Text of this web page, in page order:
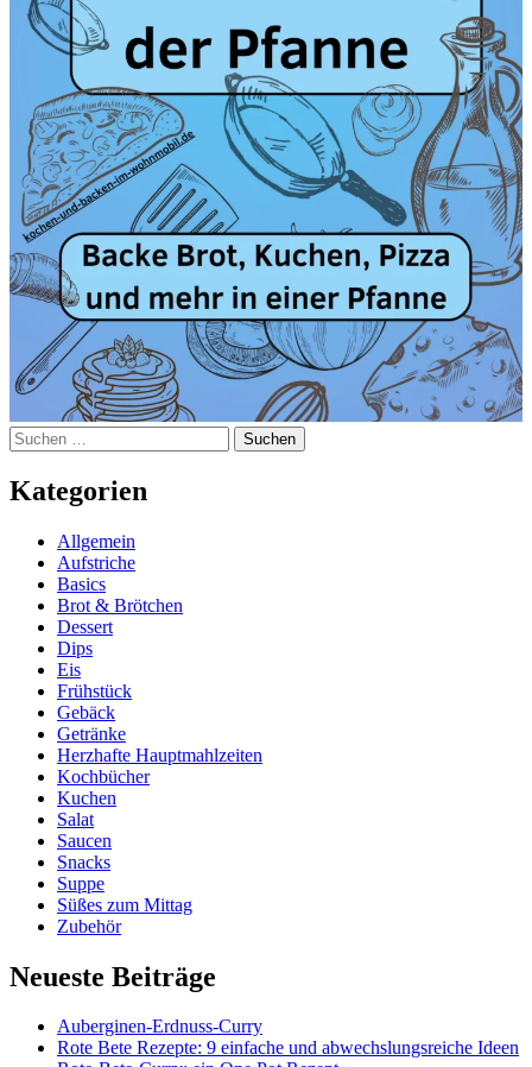
Suchen
nach:
Kategorien
Allgemein
Aufstriche
Basics
Brot & Brötchen
Dessert
Dips
Eis
Frühstück
Gebäck
Getränke
Herzhafte Hauptmahlzeiten
Kochbücher
Kuchen
Salat
Saucen
Snacks
Suppe
Süßes zum Mittag
Zubehör
Neueste Beiträge
Auberginen-Erdnuss-Curry
Rote Bete Rezepte: 9 einfache und abwechslungsreiche Ideen